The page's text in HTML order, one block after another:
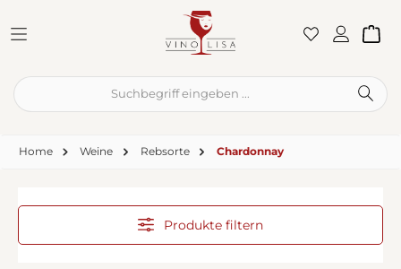
Home Weine Rebsorte Chardonnay
Produkte filtern